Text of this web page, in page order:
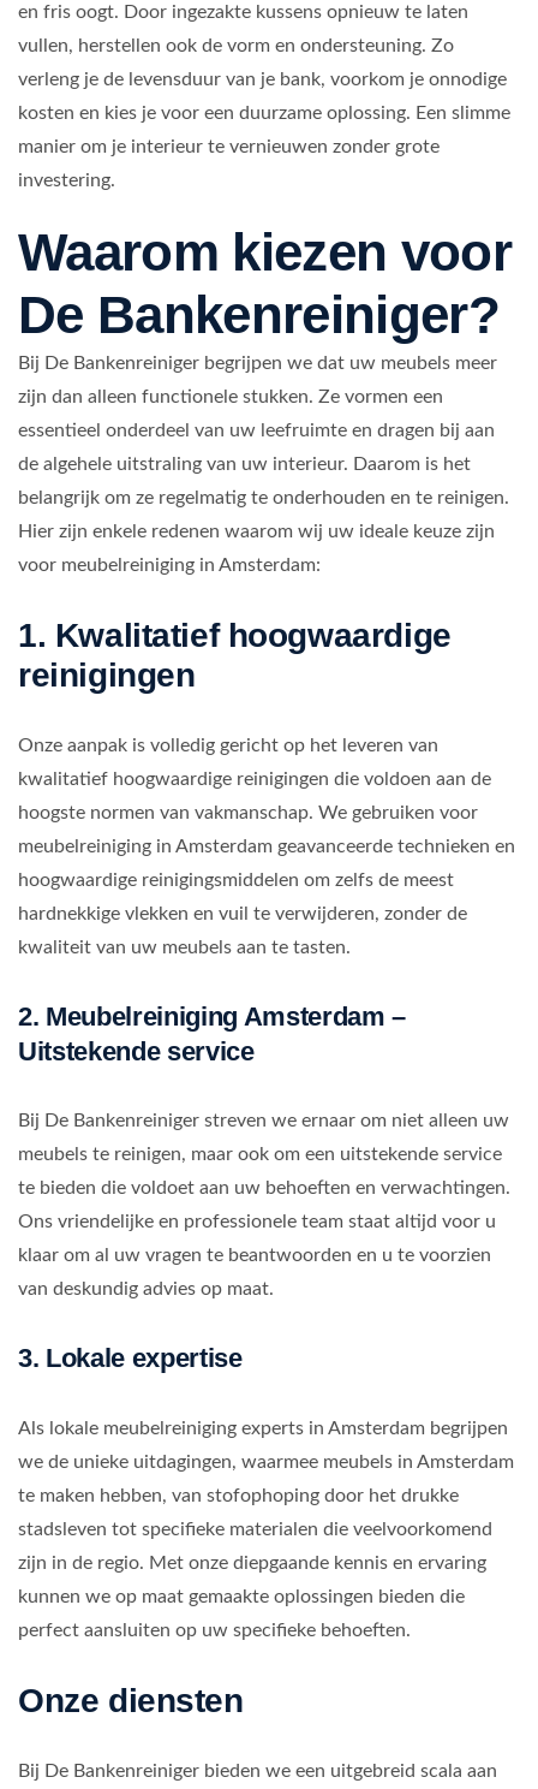
en fris oogt. Door ingezakte kussens opnieuw te laten
vullen, herstellen ook de vorm en ondersteuning. Zo
verleng je de levensduur van je bank, voorkom je onnodige
kosten en kies je voor een duurzame oplossing. Een slimme
manier om je interieur te vernieuwen zonder grote
investering.
Waarom kiezen voor
De Bankenreiniger?
Bij De Bankenreiniger begrijpen we dat uw meubels meer
zijn dan alleen functionele stukken. Ze vormen een
essentieel onderdeel van uw leefruimte en dragen bij aan
de algehele uitstraling van uw interieur. Daarom is het
belangrijk om ze regelmatig te onderhouden en te reinigen.
Hier zijn enkele redenen waarom wij uw ideale keuze zijn
voor meubelreiniging in Amsterdam:
1. Kwalitatief hoogwaardige
reinigingen
Onze aanpak is volledig gericht op het leveren van
kwalitatief hoogwaardige reinigingen die voldoen aan de
hoogste normen van vakmanschap. We gebruiken voor
meubelreiniging in Amsterdam geavanceerde technieken en
hoogwaardige reinigingsmiddelen om zelfs de meest
hardnekkige vlekken en vuil te verwijderen, zonder de
kwaliteit van uw meubels aan te tasten.
2. Meubelreiniging Amsterdam –
Uitstekende service
Bij De Bankenreiniger streven we ernaar om niet alleen uw
meubels te reinigen, maar ook om een uitstekende service
te bieden die voldoet aan uw behoeften en verwachtingen.
Ons vriendelijke en professionele team staat altijd voor u
klaar om al uw vragen te beantwoorden en u te voorzien
van deskundig advies op maat.
3. Lokale expertise
Als lokale meubelreiniging experts in Amsterdam begrijpen
we de unieke uitdagingen, waarmee meubels in Amsterdam
te maken hebben, van stofophoping door het drukke
stadsleven tot specifieke materialen die veelvoorkomend
zijn in de regio. Met onze diepgaande kennis en ervaring
kunnen we op maat gemaakte oplossingen bieden die
perfect aansluiten op uw specifieke behoeften.
Onze diensten
Bij De Bankenreiniger bieden we een uitgebreid scala aan